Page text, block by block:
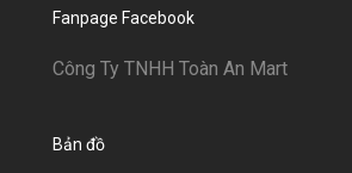
Fanpage Facebook
Công Ty TNHH Toàn An Mart
Bản đồ